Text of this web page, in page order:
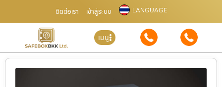
ติดต่อเรา เข้าสู่ระบบ LANGUAGE
เมนู